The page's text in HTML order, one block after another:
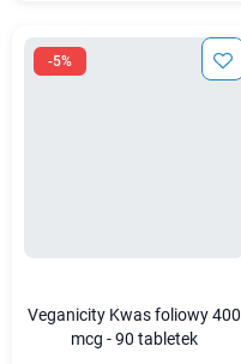
-5%
Veganicity Kwas foliowy 400
mcg - 90 tabletek